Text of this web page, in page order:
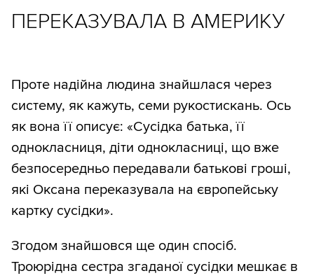
ПЕРЕКАЗУВАЛА В АМЕРИКУ
Проте надійна людина знайшлася через
систему, як кажуть, семи рукостискань. Ось
як вона її описує: «Сусідка батька, її
однокласниця, діти однокласниці, що вже
безпосередньо передавали батькові гроші,
які Оксана переказувала на європейську
картку сусідки».
Згодом знайшовся ще один спосіб.
Троюрідна сестра згаданої сусідки мешкає в